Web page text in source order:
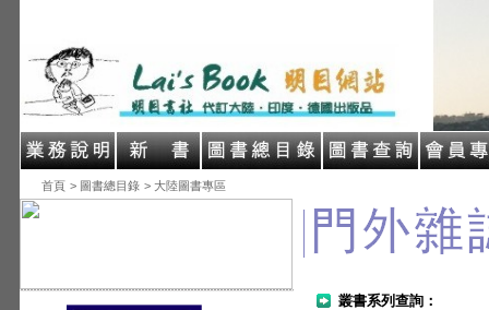
首頁 > 圖書總目錄 > 大陸圖書專區
叢書系列查詢：